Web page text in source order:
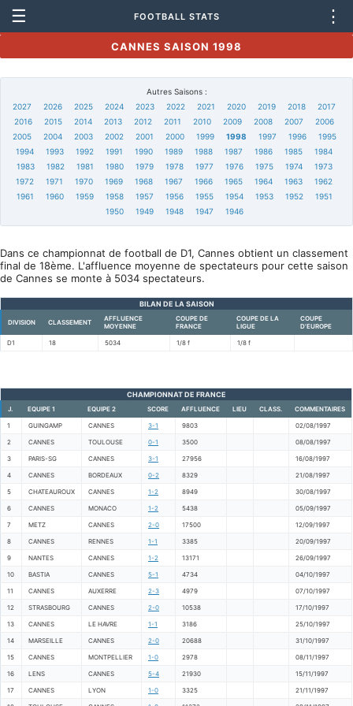
☰ FOOTBALL STATS ⋮
CANNES SAISON 1998
Autres Saisons :
2027
2026 2025 2024 2023 2022 2021 2020 2019 2018
2017
2016
2015 2014 2013 2012 2011 2010 2009 2008 2007
2006
2005
2004 2003 2002 2001 2000 1999 1998 1997 1996
1995
1994
1993 1992 1991 1990 1989 1988 1987 1986 1985
1984
1983
1982 1981 1980 1979 1978 1977 1976 1975 1974
1973
1972
1971 1970 1969 1968 1967 1966 1965 1964 1963
1962
1961
1960 1959 1958 1957 1956 1955 1954 1953 1952
1951
1950
1949 1948 1947 1946
Dans ce championnat de football de D1, Cannes obtient un classement
final de 18ème. L'affluence moyenne de spectateurs pour cette saison
de Cannes se monte à 5034 spectateurs.
BILAN DE LA SAISON
DIVISION CLASSEMENT
AFFLUENCE
MOYENNE
COUPE DE
FRANCE
COUPE DE LA
LIGUE
COUPE
D'EUROPE
D1 18 5034 1/8 f 1/8 f
CHAMPIONNAT DE FRANCE
J. EQUIPE 1 EQUIPE 2 SCORE AFFLUENCE LIEU CLASS. COMMENTAIRES
1 GUINGAMP CANNES 3-1 9803 02/08/1997
2 CANNES TOULOUSE 0-1 3500 08/08/1997
3 PARIS-SG CANNES 3-1 27956 16/08/1997
4 CANNES BORDEAUX 0-2 8329 21/08/1997
5 CHATEAUROUX CANNES 1-2 8949 30/08/1997
6 CANNES MONACO 1-2 5438 05/09/1997
7 METZ CANNES 2-0 17500 12/09/1997
8 CANNES RENNES 1-1 3385 20/09/1997
9 NANTES CANNES 1-2 13171 26/09/1997
10 BASTIA CANNES 5-1 4734 04/10/1997
11 CANNES AUXERRE 2-3 4979 07/10/1997
12 STRASBOURG CANNES 2-0 10538 17/10/1997
13 CANNES LE HAVRE 1-1 3186 25/10/1997
14 MARSEILLE CANNES 2-0 20688 31/10/1997
15 CANNES MONTPELLIER 1-0 2978 08/11/1997
16 LENS CANNES 5-4 21930 15/11/1997
17 CANNES LYON 1-0 3325 21/11/1997